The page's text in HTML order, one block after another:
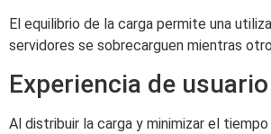
El equilibrio de la carga permite una
servidores se sobrecarguen mientras
Experiencia de
Al distribuir la carga y minimizar el